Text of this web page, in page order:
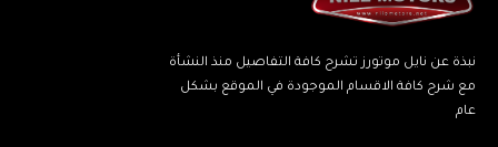
نبذة عن نايل موتورز تشرح كافة التفاصيل منذ النشأة
مع شرح كافة الاقسام الموجودة في الموقع بشكل
عام